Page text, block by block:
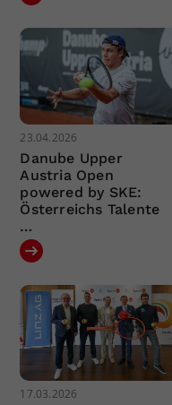
23.04.2026
Danube Upper
Austria Open
powered by SKE:
Österreichs Talente
…
17.03.2026